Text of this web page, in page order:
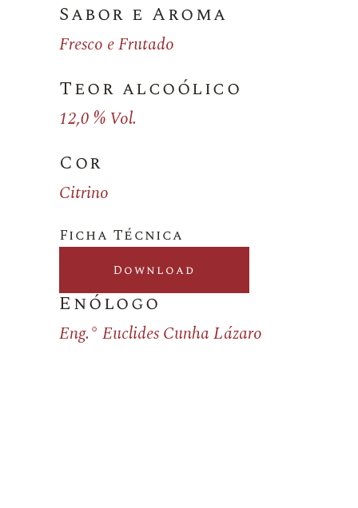
Sabor e Aroma
Fresco e Frutado
Teor alcoólico
12,0 % Vol.
Cor
Citrino
Ficha Técnica
Download
Enólogo
Eng.° Euclides Cunha Lázaro